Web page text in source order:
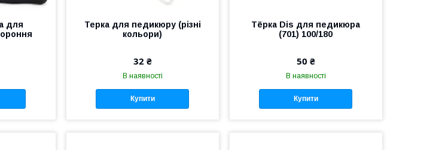
для
Терка для педикюру (різні
кольори)
32 ₴
В наявності
Купити
Тёрка Dis для педикюра
(701) 100/180
50 ₴
В наявності
Купити